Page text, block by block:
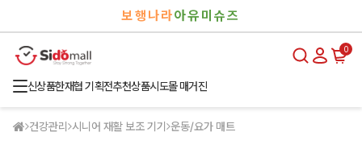
보행나라아유미슈즈
0
신상품한재협 기획전추천상품시도몰 매거진
건강관리 시니어 재활 보조 기기 운동/요가 매트